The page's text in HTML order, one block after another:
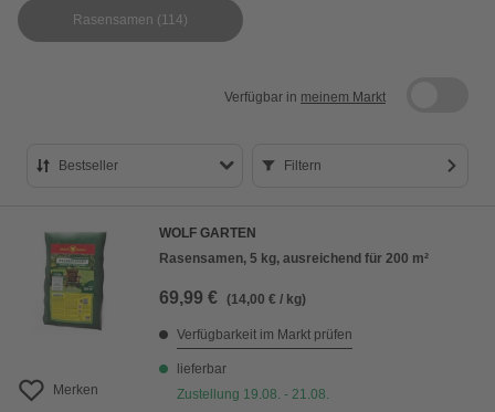
Rasensamen (114)
Verfügbar in meinem Markt
Bestseller
Preis aufsteigend
Preis absteigend
Bewertung
Filtern
Merken
WOLF GARTEN
Rasensamen, 5 kg, ausreichend für 200 m²
69,99 € (14,00 € / kg)
Verfügbarkeit im Markt prüfen
lieferbar
Zustellung 19.08. - 21.08.